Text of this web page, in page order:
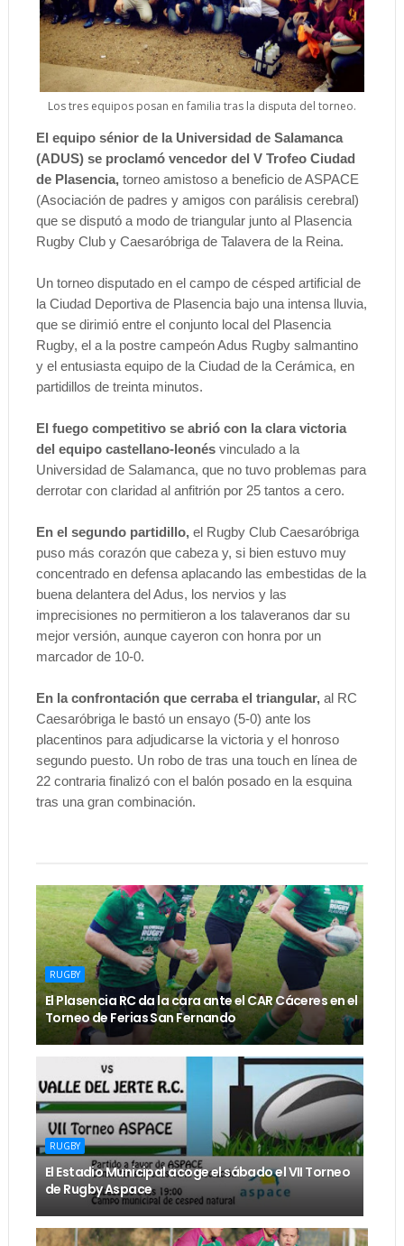
Los tres equipos posan en familia tras la disputa del torneo.
El equipo sénior de la Universidad de Salamanca
(ADUS) se proclamó vencedor del V Trofeo Ciudad
de Plasencia,torneo amistoso a beneficio de ASPACE
(Asociación de padres y amigos con parálisis cerebral)
que se disputó a modo de triangular junto al Plasencia
Rugby Club y Caesaróbriga de Talavera de la Reina.
Un torneo disputado en el campo de césped artificial de
la Ciudad Deportiva de Plasencia bajo una intensa lluvia,
que se dirimió entre el conjunto local del Plasencia
Rugby, el a la postre campeón Adus Rugby salmantino
y el entusiasta equipo de la Ciudad de la Cerámica, en
partidillos de treinta minutos.
El fuego competitivo se abrió con la clara victoria
del equipo castellano-leonésvinculado a la
Universidad de Salamanca, que no tuvo problemas para
derrotar con claridad al anfitrión por 25 tantos a cero.
En el segundo partidillo, el Rugby Club Caesaróbriga
puso más corazón que cabeza y, si bien estuvo muy
concentrado en defensa aplacando las embestidas de la
buena delantera del Adus, los nervios y las
imprecisiones no permitieron a los talaveranos dar su
mejor versión, aunque cayeron con honra por un
marcador de 10-0.
En la confrontación que cerraba el triangular,al RC
Caesaróbriga le bastó un ensayo (5-0) ante los
placentinos para adjudicarse la victoria y el honroso
segundo puesto. Un robo de tras una touch en línea de
22 contraria finalizó con el balón posado en la esquina
tras una gran combinación.
RUGBY
El Plasencia RC da la cara ante el CAR Cáceres en el
Torneo de Ferias San Fernando
RUGBY
El Estadio Municipal acoge el sábado el VII Torneo
de Rugby Aspace